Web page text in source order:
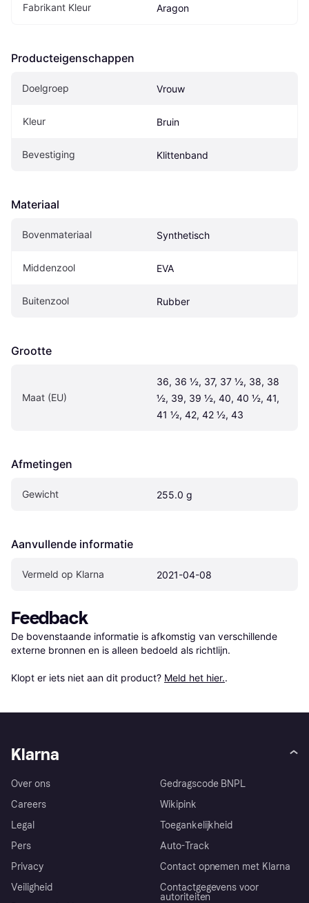
Fabrikant Kleur Aragon
Producteigenschappen
Doelgroep Vrouw
Kleur Bruin
Bevestiging Klittenband
Materiaal
Bovenmateriaal Synthetisch
Middenzool EVA
Buitenzool Rubber
Grootte
Maat (EU)
36, 36 ½, 37, 37 ½, 38, 38
½, 39, 39 ½, 40, 40 ½, 41,
41 ½, 42, 42 ½, 43
Afmetingen
Gewicht 255.0 g
Aanvullende informatie
Vermeld op Klarna 2021-04-08
Feedback
De bovenstaande informatie is afkomstig van verschillende
externe bronnen en is alleen bedoeld als richtlijn.
Klopt er iets niet aan dit product? Meld het hier..
Klarna
Over ons
Careers
Legal
Pers
Privacy
Veiligheid
Gedragscode BNPL
Wikipink
Toegankelijkheid
Auto-Track
Contact opnemen met Klarna
Contactgegevens voor
autoriteiten